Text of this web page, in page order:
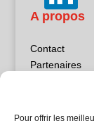
Pour offrir les
A propos
Contact
Partenaires
Politique de